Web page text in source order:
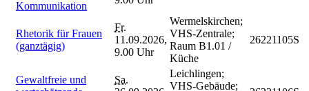
Kommunikation
Rhetorik für Frauen
(ganztägig)
Fr.
11.09.2026,
9.00 Uhr
Wermelskirchen;
VHS-Zentrale;
Raum B1.01 /
Küche
26221105S
Gewaltfreie und
Sa.
Leichlingen;
VHS-Gebäude;